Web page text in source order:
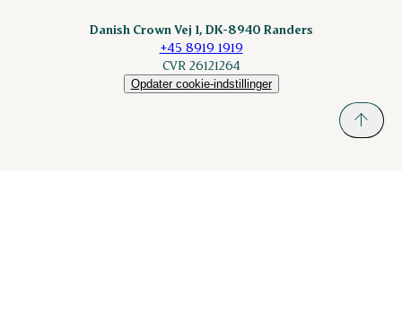
Danish Crown Vej 1, DK-8940 Randers
+45 8919 1919
CVR 26121264
Opdater cookie-indstillinger